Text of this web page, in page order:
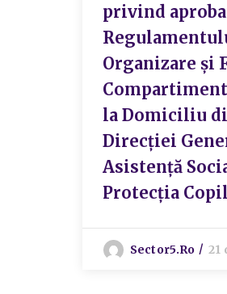
privind
Organizare și
la Domiciliu
Direcției
Asistență
Protecția
Sector5.ro 21